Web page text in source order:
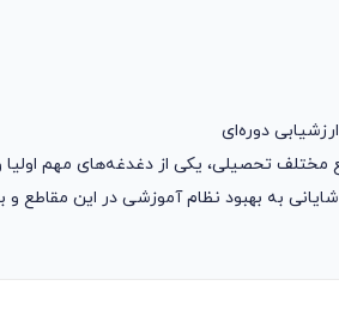
دوره‌ای
مختلف تحصیلی، یکی از دغدغه‌های مهم
به بهبود نظام آموزشی در این مقاطع